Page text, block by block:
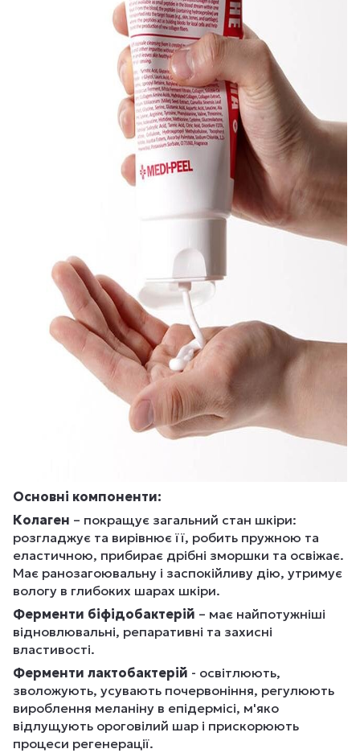
Основні компоненти:
Колаген – покращує загальний стан шкіри:
розгладжує та вирівнює її, робить пружною та
еластичною, прибирає дрібні зморшки та освіжає.
Має ранозагоювальну і заспокійливу дію, утримує
вологу в глибоких шарах шкіри.
Ферменти біфідобактерій – має найпотужніші
відновлювальні, репаративні та захисні
властивості.
Ферменти лактобактерій - освітлюють,
зволожують, усувають почервоніння, регулюють
вироблення меланіну в епідермісі, м'яко
відлущують ороговілий шар і прискорюють
процеси регенерації.